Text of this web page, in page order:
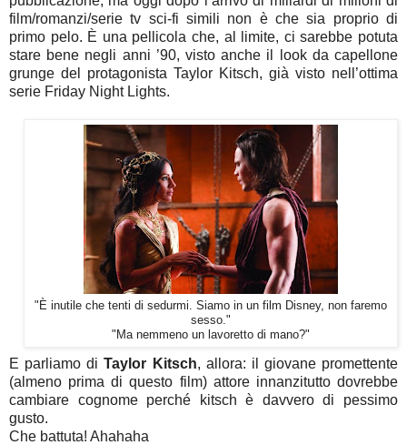
film/romanzi/serie tv sci-fi simili non è che sia proprio di
primo pelo. È una pellicola che, al limite, ci sarebbe potuta
stare bene negli anni ’90, visto anche il look da capellone
grunge del protagonista Taylor Kitsch, già visto nell’ottima
serie Friday Night Lights.
"È inutile che tenti di sedurmi. Siamo in un film Disney, non faremo
sesso."
"Ma nemmeno un lavoretto di mano?"
E parliamo diTaylor Kitsch, allora: il giovane promettente
(almeno prima di questo film) attore innanzitutto dovrebbe
cambiare cognome perché kitsch è davvero di pessimo
gusto.
Che battuta! Ahahaha